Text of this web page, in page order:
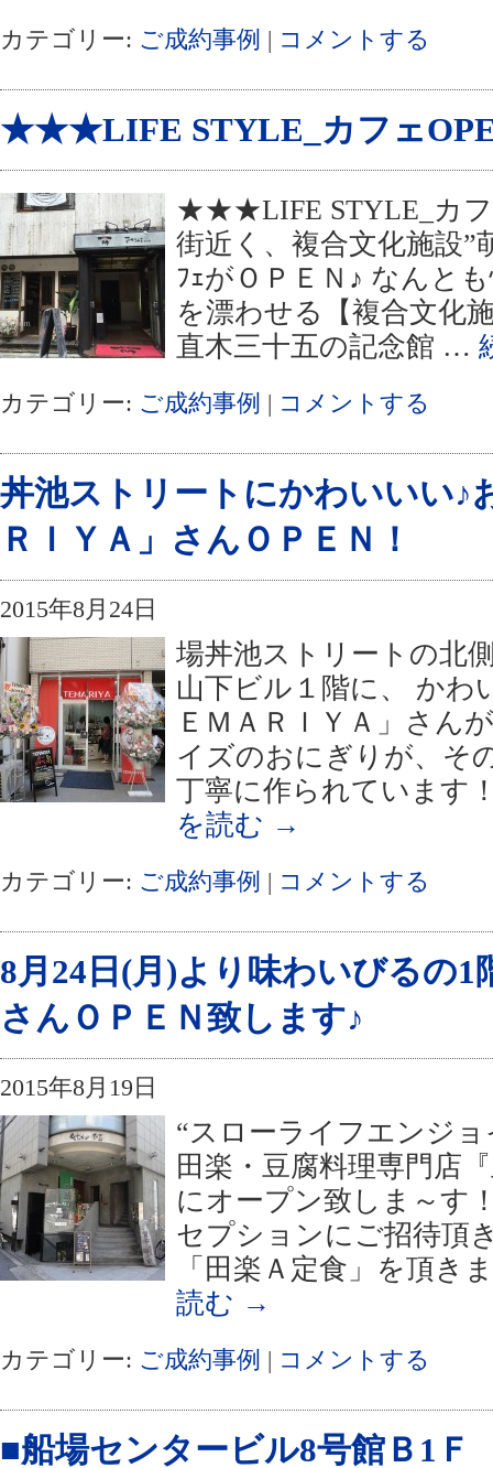
カテゴリー: ご成約事例 | コメントする
★★★LIFE STYLE_カフェ
★★★LIFE STYLE_カ
街近く、複合文化施設”
ﾌｪがＯＰＥＮ♪ なんと
を漂わせる【複合文化
直木三十五の記念館 …
カテゴリー: ご成約事例 | コメントする
丼池ストリートにかわいいい♪
ＲＩＹＡ」さんＯＰＥＮ！
2015年8月24日
場丼池ストリートの北
山下ビル１階に、 かわ
ＥＭＡＲＩＹＡ」さん
イズのおにぎりが、そ
丁寧に作られていま
を読む →
カテゴリー: ご成約事例 | コメントする
8月24日(月)より味わいびるの
さんＯＰＥＮ致します♪
2015年8月19日
“スローライフエンジ
田楽・豆腐料理専門店
にオープン致しま～す
セプションにご招待頂
「田楽Ａ定食」を頂
読む →
カテゴリー: ご成約事例 | コメントする
■船場センタービル8号館Ｂ1